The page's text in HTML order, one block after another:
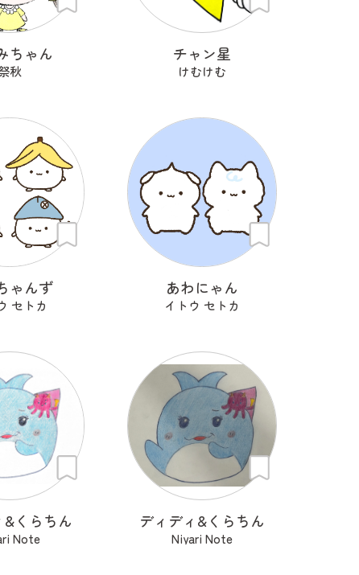
ちゃん
秋
チャン星
けむけむ
ゃんず
セトカ
あわにゃん
イトウ セトカ
&くらちん
Note
ディディ&くらちん
Niyari Note